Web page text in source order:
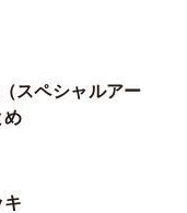
スペシャルアー
め
キ